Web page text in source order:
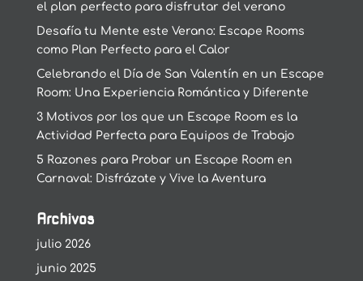
el plan perfecto para disfrutar del verano
Desafía tu Mente este Verano: Escape Rooms
como Plan Perfecto para el Calor
Celebrando el Día de San Valentín en un Escape
Room: Una Experiencia Romántica y Diferente
3 Motivos por los que un Escape Room es la
Actividad Perfecta para Equipos de Trabajo
5 Razones para Probar un Escape Room en
Carnaval: Disfrázate y Vive la Aventura
Archivos
julio 2026
junio 2025